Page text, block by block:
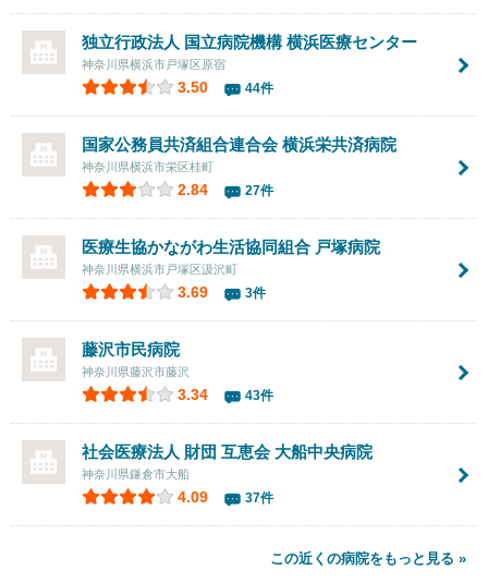
独立行政法人 国立病院機構横浜医療センター
神奈川県横浜市戸塚区原宿
3.50 44件
国家公務員共済組合連合会横浜栄共済病院
神奈川県横浜市栄区桂町
2.84 27件
医療生協かながわ生活協同組合 戸塚病院
神奈川県横浜市戸塚区汲沢町
3.69 3件
藤沢市民病院
神奈川県藤沢市藤沢
3.34 43件
社会医療法人 財団 互恵会 大船中央病院
神奈川県鎌倉市大船
4.09 37件
この近くの病院をもっと見る »